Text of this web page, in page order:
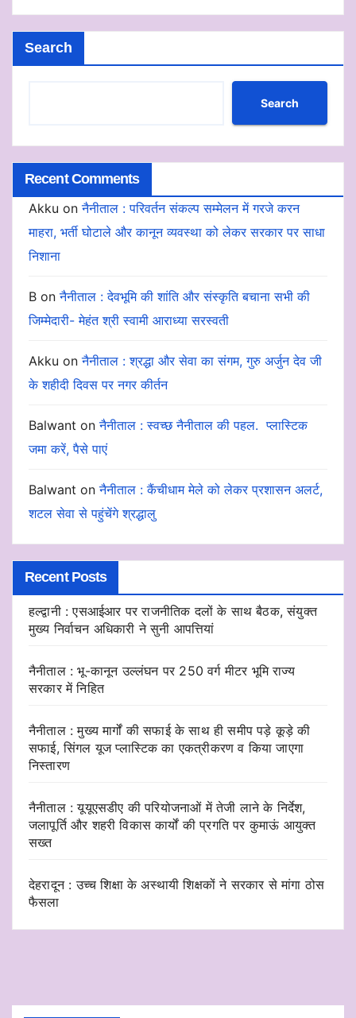
Search
Search
Recent Comments
Akku onनैनीताल : परिवर्तन संकल्प सम्मेलन में गरजे करन
माहरा, भर्ती घोटाले और कानून व्यवस्था को लेकर सरकार पर साधा
निशाना
B onनैनीताल : देवभूमि की शांति और संस्कृति बचाना सभी की
जिम्मेदारी- मेहंत श्री स्वामी आराध्या सरस्वती
Akku onनैनीताल : श्रद्धा और सेवा का संगम, गुरु अर्जुन देव जी
के शहीदी दिवस पर नगर कीर्तन
Balwant onनैनीताल : स्वच्छ नैनीताल की पहल. प्लास्टिक
जमा करें, पैसे पाएं
Balwant onनैनीताल : कैंचीधाम मेले को लेकर प्रशासन अलर्ट,
शटल सेवा से पहुंचेंगे श्रद्धालु
Recent Posts
हल्द्वानी : एसआईआर पर राजनीतिक दलों के साथ बैठक, संयुक्त
मुख्य निर्वाचन अधिकारी ने सुनी आपत्तियां
नैनीताल : भू-कानून उल्लंघन पर 250 वर्ग मीटर भूमि राज्य
सरकार में निहित
नैनीताल : मुख्य मार्गों की सफाई के साथ ही समीप पड़े कूड़े की
सफाई, सिंगल यूज प्लास्टिक का एकत्रीकरण व किया जाएगा
निस्तारण
नैनीताल : यूयूएसडीए की परियोजनाओं में तेजी लाने के निर्देश,
जलापूर्ति और शहरी विकास कार्यों की प्रगति पर कुमाऊं आयुक्त
सख्त
देहरादून : उच्च शिक्षा के अस्थायी शिक्षकों ने सरकार से मांगा ठोस
फैसला